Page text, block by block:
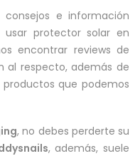
e información
protector solar en
encontrar reviews de
al respecto, además de
que podemos
, no debes perderte su
, además, suele